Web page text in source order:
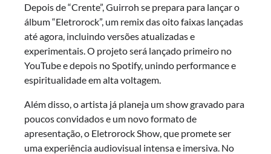
Depois de “Crente”, Guirroh se prepara para lançar o
álbum “Eletrorock”, um remix das oito faixas lançadas
até agora, incluindo versões atualizadas e
experimentais. O projeto será lançado primeiro no
YouTube e depois no Spotify, unindo performance e
espiritualidade em alta voltagem.
Além disso, o artista já planeja um show gravado para
poucos convidados e um novo formato de
apresentação, o Eletrorock Show, que promete ser
uma experiência audiovisual intensa e imersiva. No